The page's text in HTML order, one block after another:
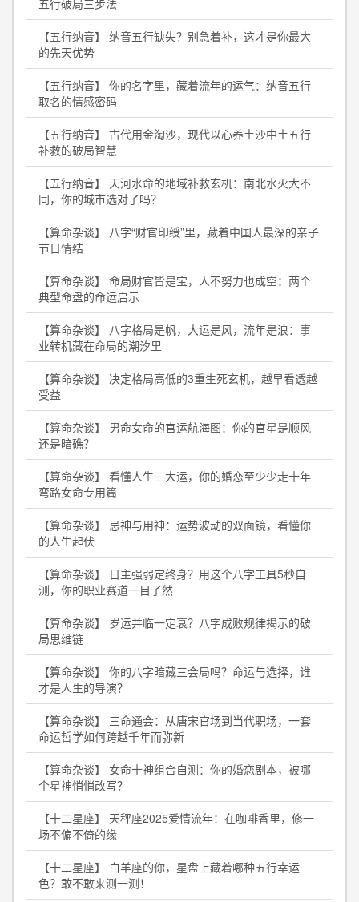
五行破局三步法
【五行纳音】 纳音五行缺失？别急着补，这才是你最大
的先天优势
【五行纳音】 你的名字里，藏着流年的运气：纳音五行
取名的情感密码
【五行纳音】 古代用金淘沙，现代以心养土沙中土五行
补救的破局智慧
【五行纳音】 天河水命的地域补救玄机：南北水火大不
同，你的城市选对了吗？
【算命杂谈】 八字“财官印绶”里，藏着中国人最深的亲子
节日情结
【算命杂谈】 命局财官皆是宝，人不努力也成空：两个
典型命盘的命运启示
【算命杂谈】 八字格局是帆，大运是风，流年是浪：事
业转机藏在命局的潮汐里
【算命杂谈】 决定格局高低的3重生死玄机，越早看透越
受益
【算命杂谈】 男命女命的官运航海图：你的官星是顺风
还是暗礁？
【算命杂谈】 看懂人生三大运，你的婚恋至少少走十年
弯路女命专用篇
【算命杂谈】 忌神与用神：运势波动的双面镜，看懂你
的人生起伏
【算命杂谈】 日主强弱定终身？用这个八字工具5秒自
测，你的职业赛道一目了然
【算命杂谈】 岁运并临一定衰？八字成败规律揭示的破
局思维链
【算命杂谈】 你的八字暗藏三会局吗？命运与选择，谁
才是人生的导演？
【算命杂谈】 三命通会：从唐宋官场到当代职场，一套
命运哲学如何跨越千年而弥新
【算命杂谈】 女命十神组合自测：你的婚恋剧本，被哪
个星神悄悄改写？
【十二星座】 天秤座2025爱情流年：在咖啡香里，修一
场不偏不倚的缘
【十二星座】 白羊座的你，星盘上藏着哪种五行幸运
色？敢不敢来测一测！